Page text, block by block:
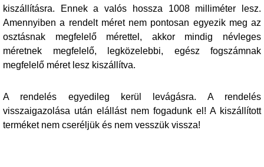
kiszállításra. Ennek a valós hossza 1008 milliméter lesz.
Amennyiben a rendelt méret nem pontosan egyezik meg az
osztásnak megfelelő mérettel, akkor mindig névleges
méretnek megfelelő, legközelebbi, egész fogszámnak
megfelelő méret lesz kiszállítva.
A rendelés egyedileg kerül levágásra. A rendelés
visszaigazolása után elállást nem fogadunk el! A kiszállított
terméket nem cseréljük és nem vesszük vissza!